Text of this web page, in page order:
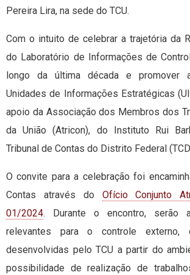
Pereira Lira, na sede do TCU.
Com o intuito de celebrar a trajetória da
do Laboratório de Informações de
longo da última década e promover
Unidades de Informações Estratégicas
apoio da Associação dos Membros dos
da União (Atricon), do Instituto Rui
Tribunal de Contas do Distrito Federal
O convite para a celebração foi
Contas através do Ofício Conjunto
01/2024. Durante o encontro, serão
relevantes para o controle externo,
desenvolvidas pelo TCU a partir do
possibilidade de realização de